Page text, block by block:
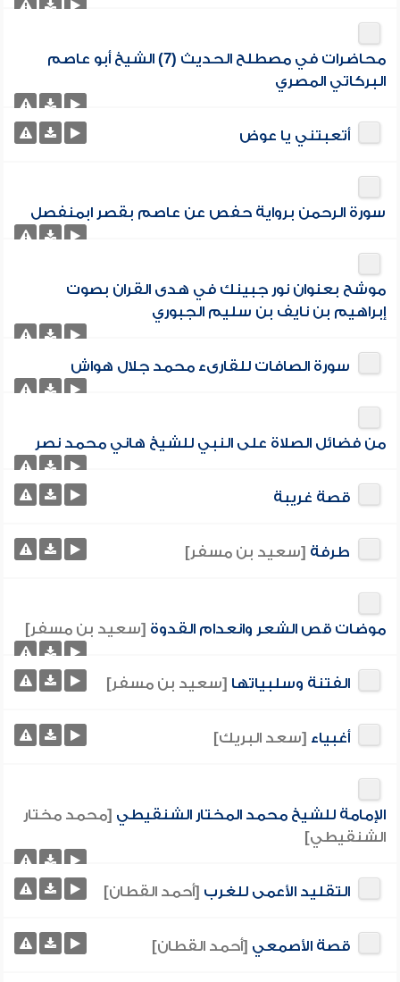
محاضرات في مصطلح الحديث (7) الشيخ أبو عاصم
البركاتي المصري
أتعبتني يا عوض
سورة الرحمن برواية حفص عن عاصم بقصر ابمنفصل
موشح بعنوان نور جبينك في هدى القران بصوت
إبراهيم بن نايف بن سليم الجبوري
سورة الصافات للقارىء محمد جلال هواش
من فضائل الصلاة على النبي للشيخ هاني محمد نصر
قصة غريبة
طرفة [سعيد بن مسفر]
موضات قص الشعر وانعدام القدوة [سعيد بن مسفر]
الفتنة وسلبياتها [سعيد بن مسفر]
أغبياء [سعد البريك]
الإمامة للشيخ محمد المختار الشنقيطي [محمد مختار
الشنقيطي]
التقليد الأعمى للغرب [أحمد القطان]
قصة الأصمعي [أحمد القطان]